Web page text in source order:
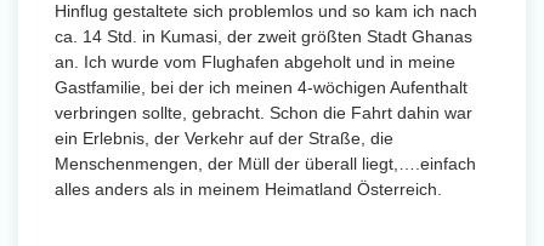
Hinflug gestaltete sich problemlos und so kam ich nach
ca. 14 Std. in Kumasi, der zweit größten Stadt Ghanas
an. Ich wurde vom Flughafen abgeholt und in meine
Gastfamilie, bei der ich meinen 4-wöchigen Aufenthalt
verbringen sollte, gebracht. Schon die Fahrt dahin war
ein Erlebnis, der Verkehr auf der Straße, die
Menschenmengen, der Müll der überall liegt,….einfach
alles anders als in meinem Heimatland Österreich.